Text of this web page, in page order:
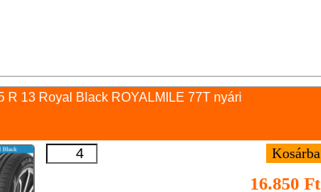
R 13 Royal Black ROYALMILE 77T nyári
16.850 Ft